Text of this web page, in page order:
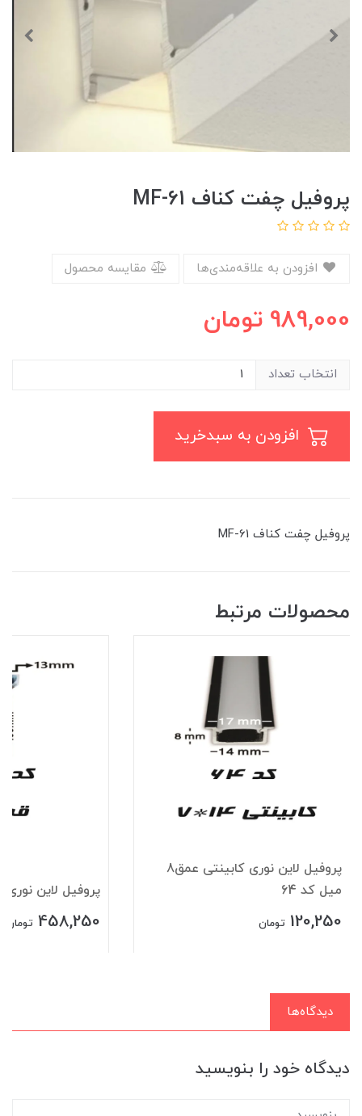
پروفیل چفت کناف MF-61
مقایسه محصول
989,000 تومان
انتخاب تعداد
پروفیل چفت کناف MF-61
محصولات مرتبط
پروفیل لاین نوری کابینتی عمق8
میل کد 64
120,250 تومان
پروفیل لاین نوری
458,250 تومان
دیدگاه‌ها
دیدگاه خود را بنویسید